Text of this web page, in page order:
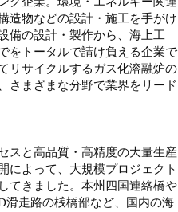
造物などの設計・施工を手がけ
備の設計・製作から、海上工
をトータルで請け負える企業で
リサイクルするガス化溶融炉の
さまざまな分野で業界をリード
スと高品質・高精度の大量生産
によって、大規模プロジェクト
てきました。本州四国連絡橋や
滑走路の桟橋部など、国内の海